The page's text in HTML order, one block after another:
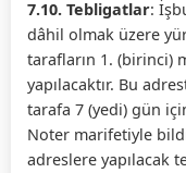
7.10. Tebligatlar:
dâhil olmak üzere
tarafların 1. (birinci)
yapılacaktır. Bu
tarafa 7 (yedi) gün
Noter marifetiyle
adreslere yapılacak